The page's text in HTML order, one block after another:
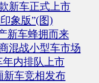
新车正式上市
象版”(图)
新车蜂拥而来
混战小型车市场
内排队上市
新车竞相发布